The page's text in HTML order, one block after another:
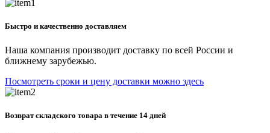
Быстро и качественно доставляем
Наша компания производит доставку по всей России и
ближнему зарубежью.
Посмотреть сроки и цену доставки можно здесь
Возврат складского товара в течение 14 дней